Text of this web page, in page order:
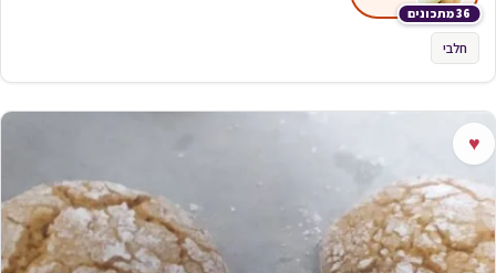
36 מתכונים
חלבי
♥